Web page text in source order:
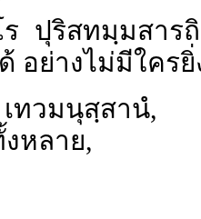
ร ปุริสทมฺม
อย่างไม่มีใครยิ่
เทวมนุสฺส
หลาย,
ธ, เป็น